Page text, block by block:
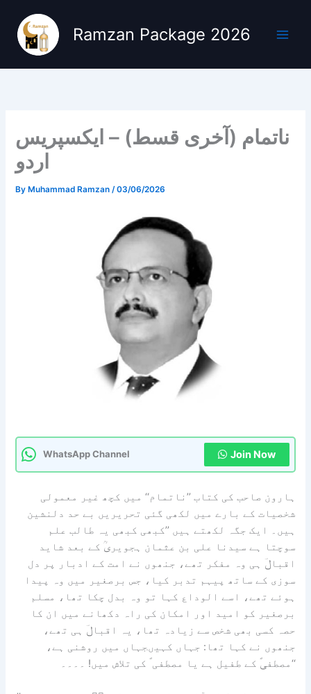
content
Ramzan Package 2026
ناتمام (آخری قسط) – ایکسپریس
اردو
By Muhammad Ramzan/03/06/2026
WhatsApp Channel Join Now
ہارون صاحب کی کتاب ’’ناتمام‘‘ میں کچھ غیر معمولی
شخصیات کے بارے میں لکھی گئی تحریریں بے حد دلنشین
ہیں۔ ایک جگہ لکھتے ہیں ’’کبھی کبھی یہ طالب علم
سوچتا ہے سیدنا علی بن عثمان ہجویریؒ کے بعد شاید
اقبالؔ ہی وہ مفکر تھے، جنھوں نے امت کے ادبار پر دل
سوزی کے ساتھ پیہم تدبر کیا، جس برصغیر میں وہ پیدا
ہوئے تھے، اسے الوداع کہا تو وہ بدل چکا تھا، مسلم
برصغیر کو امید اور امکان کی راہ دکھانے میں ان کا
حصہ کسی بھی شخص سے زیادہ تھا، یہ اقبالؔ ہی تھے،
جنھوں نے کہا تھا: جہاں کہیںجہاں میں روشنی ہے،
مصطفیؐ کے طفیل ہے یا مصطفی ؐ کی تلاش میں! ۔۔۔۔‘‘